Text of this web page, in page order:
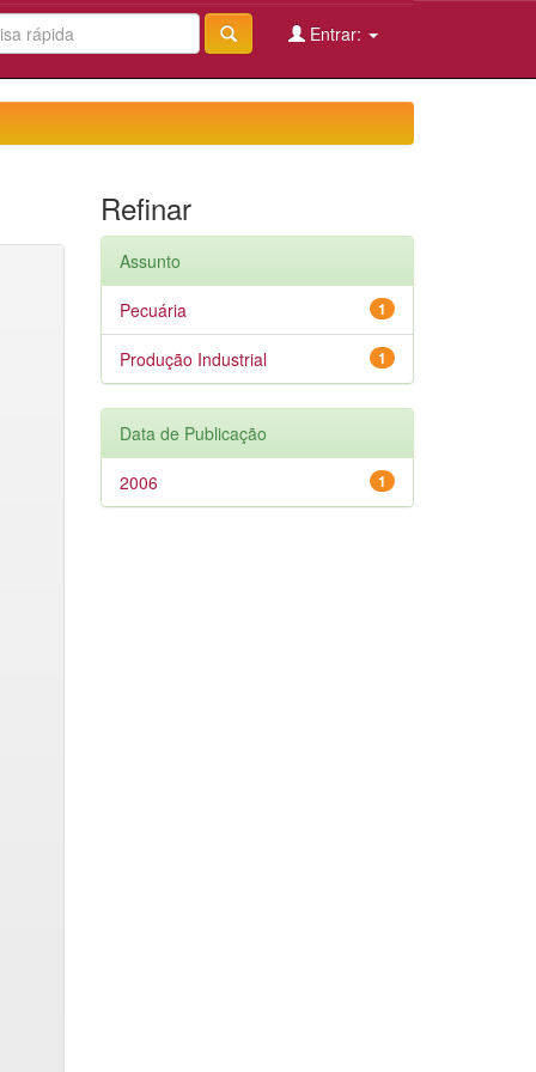
Entrar:
Refinar
Assunto
1
Pecuária
1
Produção Industrial
Data de Publicação
1
2006